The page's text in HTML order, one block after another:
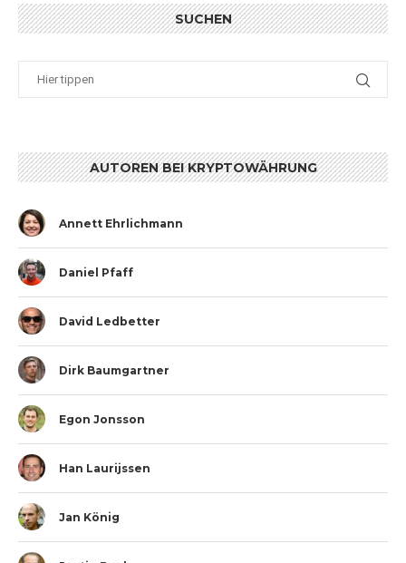
SUCHEN
AUTOREN BEI KRYPTOWÄHRUNG
Annett Ehrlichmann
Daniel Pfaff
David Ledbetter
Dirk Baumgartner
Egon Jonsson
Han Laurijssen
Jan König